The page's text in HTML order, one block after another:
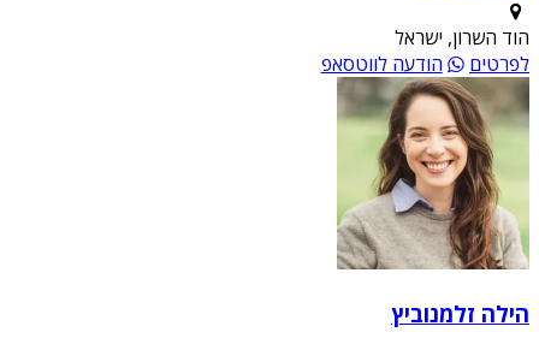
הוד השרון, ישראל
לפרטים
הודעה לווטסאפ
הילה זלמנוביץ